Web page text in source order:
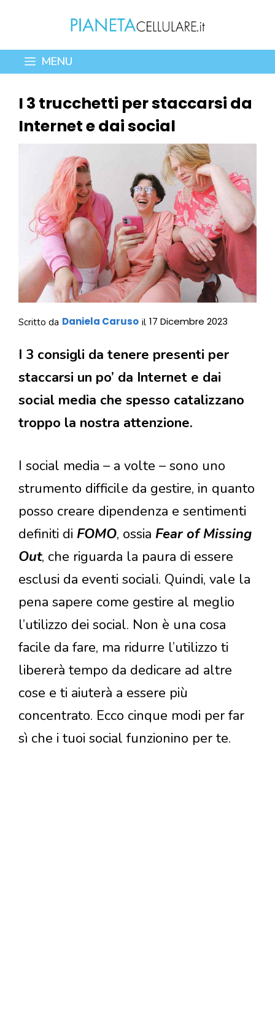
contenuto
MENU
I 3 trucchetti per staccarsi da
Internet e dai social
Scritto da Daniela Caruso il 17 Dicembre 2023
I 3 consigli da tenere presenti per
staccarsi un po’ da Internet e dai
social media che spesso catalizzano
troppo la nostra attenzione.
I social media – a volte – sono uno
strumento difficile da gestire, in quanto
posso creare dipendenza e sentimenti
definiti di FOMO, ossia Fear of Missing
Out, che riguarda la paura di essere
esclusi da eventi sociali. Quindi, vale la
pena sapere come gestire al meglio
l’utilizzo dei social. Non è una cosa
facile da fare, ma ridurre l’utilizzo ti
libererà tempo da dedicare ad altre
cose e ti aiuterà a essere più
concentrato. Ecco cinque modi per far
sì che i tuoi social funzionino per te.